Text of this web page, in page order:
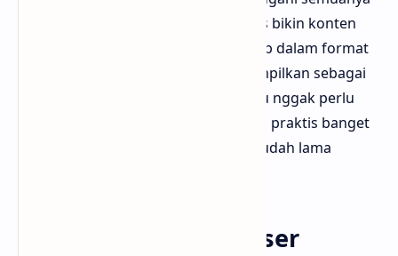
di belakang layar. Kamu tinggal fokus bikin konten
aja. Gambar yang kamu unggah tetap dalam format
aslinya di dashboard, tapi akan ditampilkan sebagai
WebP kepada pengunjung. Jadi kamu nggak perlu
utak-atik file gambar lagi. Simpel dan praktis banget
buat blogger pemula maupun yang udah lama
Apakah semua browser